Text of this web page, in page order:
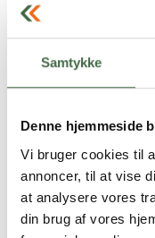
Samtykke
Denne hjemmeside
Vi bruger cookies til
annoncer, til at vise
at analysere vores
din brug af vores
værdigt liv, når
hænger uniformen i
pensionsordning –
også efter endt
Siden er sidst opdateret: